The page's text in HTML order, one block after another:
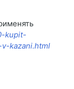
kupit-
kazani.html